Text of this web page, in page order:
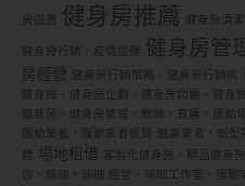
房退費 健身房推薦 健身房清
健身房行銷，疫情營運 健身房管
房經營
健身房行銷策略，健身房行銷術
健身房，健身房企劃，健身房問題，健身
健身房，健身房管理，教練，直播，運動
運動業者，運動業者振興
健身業者，新
場地租借 客製化健身房，精品健身房
伽，瑜珈，瑜珈 經營，瑜珈工作室，運動